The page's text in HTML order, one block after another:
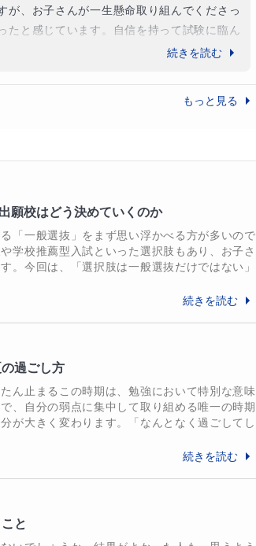
けない」という方へ。中学・高校レベ
必要な知識まで、最短ルートで導きま
大学の授業内容を丁寧に解説。大学物理
マ選びからまとめ方まで。科学コンクー
たい！」を優しく形にするお手伝いを
存在です。先生の授業を受けてから、物
。 以前はただ闇雲に問題に向き合ってい
げで、物理の面白さに気づき、どんな
た。 また、学習面だけでなく進路や大学
、最後まで真剣に受験と向き合うこと
信を持って発言できたのも、すべて先
形式のテストで点数が大幅に上がりまし
受けたことに大きな意味があったと思
りやすく教えていただき、学校の進度に
り添ってくださり、テストの点数も3倍
は文系に進みますが今後に生かしたいと
習得
進級することが出来ました（大学）。高
が、お子さんが一生懸命取り組んでくださっ
たと感じています。自信を持って試験に臨ん
嬉しいです。良い結果が出ることを心よりお
続きを読む
もっと見る
願校はどう決めていくのか
「一般選抜」をまず思い浮かべる方が多いので
学校推薦型入試といった選択肢もあり、お子さ
。今回は、「選択肢は一般選抜だけではない」
続きを読む
過ごし方
ん止まるこの時期は、勉強において特別な意味
、自分の弱点に集中して取り組める唯一の時期
が大きく変わります。「なんとなく過ごしてし
続きを読む
と